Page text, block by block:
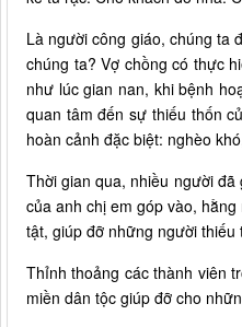
Là người công giáo, chúng ta
chúng ta? Vợ chồng có thực
như lúc gian nan, khi bệnh
quan tâm đến sự thiếu thốn
hoàn cảnh đặc biệt: nghèo
Thời gian qua, nhiều người
của anh chị em góp vào,
tật, giúp đỡ những người thiếu
Thỉnh thoảng các thành viên
miền dân tộc giúp đỡ cho